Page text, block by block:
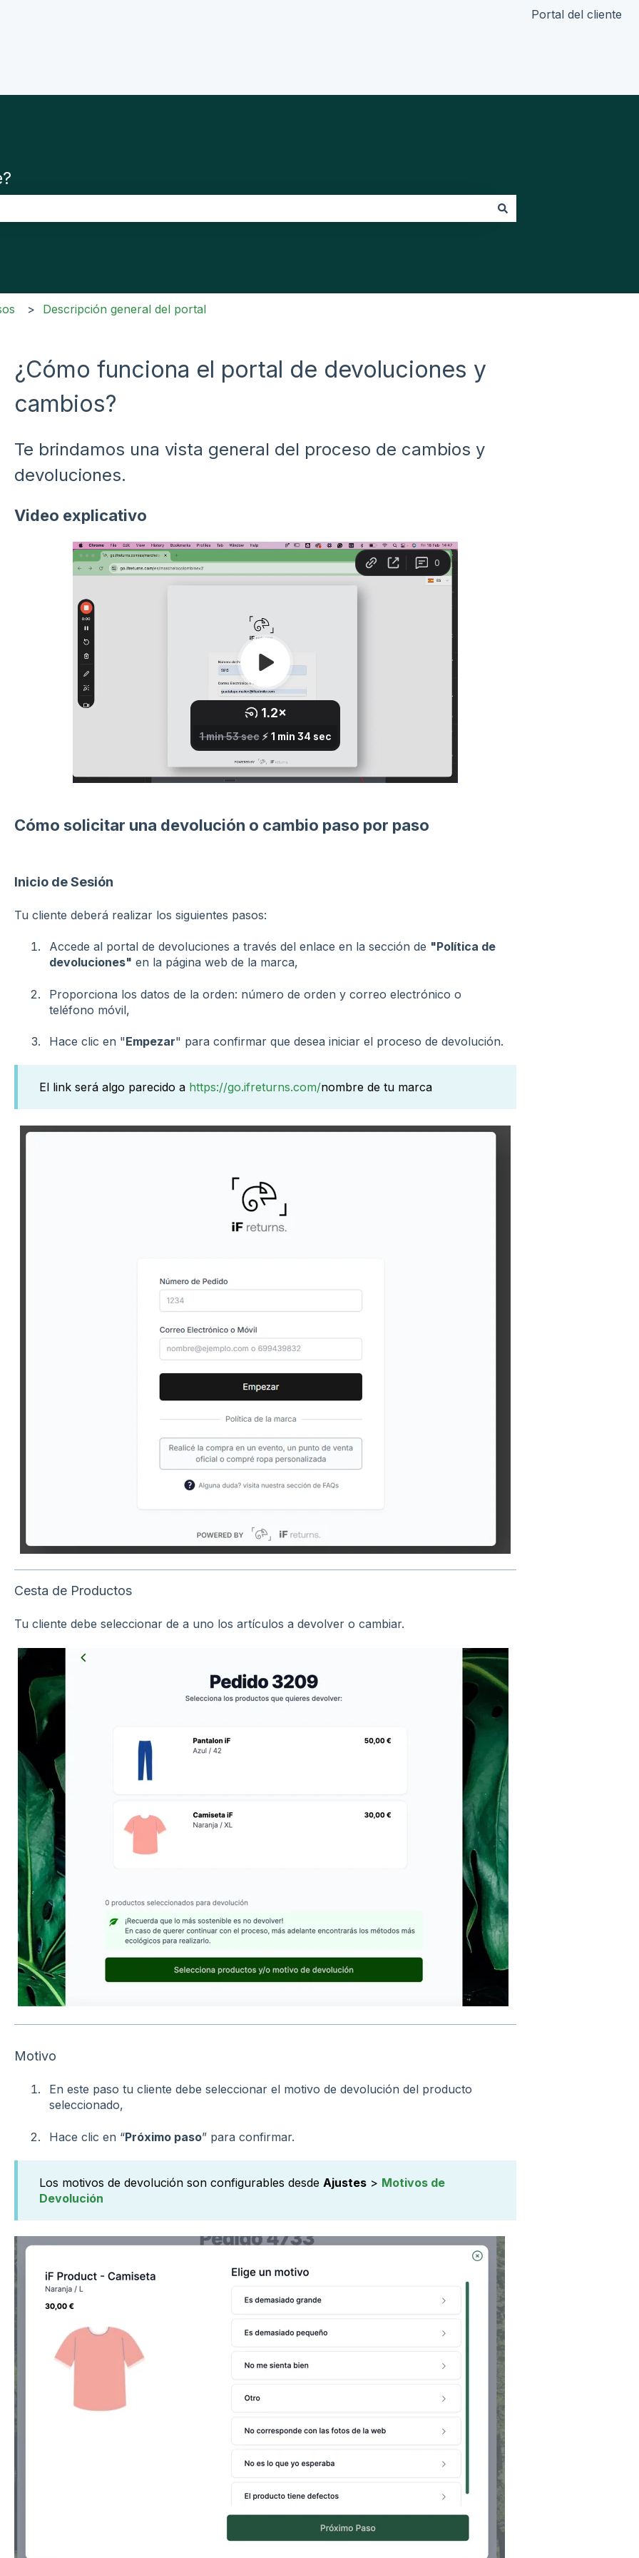
Portal del cliente
Descripción general del portal
¿Cómo funciona el portal de devoluciones y
cambios?
Te brindamos una vista general del proceso de cambios y
devoluciones.
Video explicativo
Cómo solicitar una devolución o cambio paso por paso
Inicio de Sesión
Tu cliente deberá realizar los siguientes pasos:
Accede al portal de devoluciones a través del enlace en la sección de "Política de
devoluciones" en la página web de la marca,
Proporciona los datos de la orden: número de orden y correo electrónico o
teléfono móvil,
Hace clic en "Empezar" para confirmar que desea iniciar el proceso de devolución.
El link será algo parecido a https://go.ifreturns.com/nombre de tu marca
Cesta de Productos
Tu cliente debe seleccionar de a uno los artículos a devolver o cambiar.
Motivo
En este paso tu cliente debe seleccionar el motivo de devolución del producto
seleccionado,
Hace clic en “Próximo paso” para confirmar.
Los motivos de devolución son configurables desde Ajustes> Motivos de
Devolución